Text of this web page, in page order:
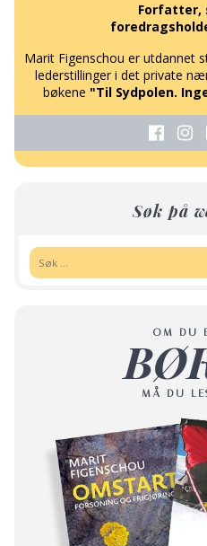
Forfatter,
Marit Figenschou er utdannet
lederstillinger i det private
bøkene "Til Sydpolen.
Søk på
OM DU
MÅ DU